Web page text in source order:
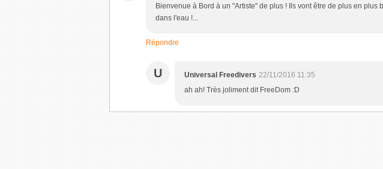
Bienvenue à Bord à un "Artiste" de plus ! Ils vont être de plus en plus
dans l'eau !...
Répondre
U Universal Freedivers 22/11/2016 11:35
ah ah! Très joliment dit FreeDom :D